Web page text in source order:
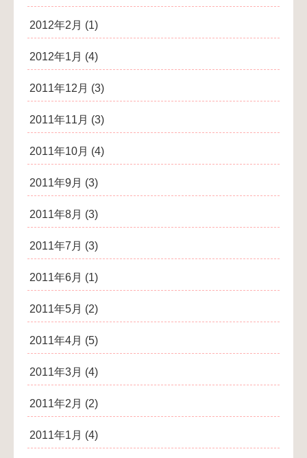
2012年2月 (1)
2012年1月 (4)
2011年12月 (3)
2011年11月 (3)
2011年10月 (4)
2011年9月 (3)
2011年8月 (3)
2011年7月 (3)
2011年6月 (1)
2011年5月 (2)
2011年4月 (5)
2011年3月 (4)
2011年2月 (2)
2011年1月 (4)